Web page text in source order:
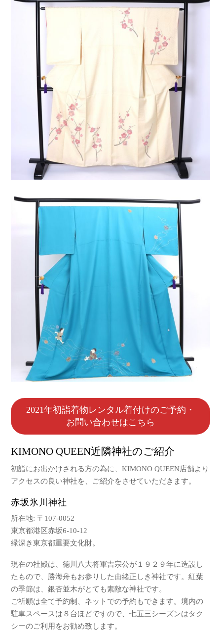
2021年初詣着物レンタル着付けのご予約・
お問い合わせはこちら
KIMONO QUEEN近隣神社のご紹介
初詣にお出かけされる方の為に、KIMONO QUEEN店舗より
アクセスの良い神社を、ご紹介をさせていただきます。
赤坂氷川神社
所在地: 〒107-0052
東京都港区赤坂6-10-12
緑深き東京都重要文化財。
現在の社殿は、徳川八大将軍吉宗公が１９２９年に造設し
たもので、勝海舟もお参りした由緒正しき神社です。紅葉
の季節は、銀杏並木がとても素敵な神社です。
ご祈願は全て予約制、ネットでの予約もできます。境内の
駐車スペースは８台ほどですので、七五三シーズンはタク
シーのご利用をお勧め致します。